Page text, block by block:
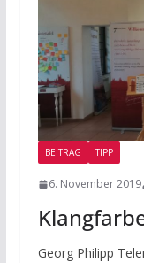
BEITRAG TIPP
6. November 2019
Georg Philipp